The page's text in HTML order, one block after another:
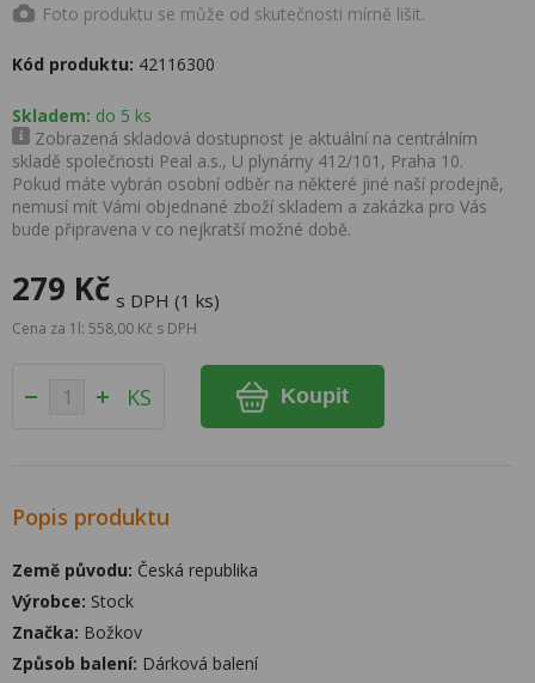
Foto produktu se může od skutečnosti mírně lišit.
Kód produktu: 42116300
Skladem: do 5 ks
Zobrazená skladová dostupnost je aktuální na centrálním
skladě společnosti Peal a.s., U plynárny 412/101, Praha 10.
Pokud máte vybrán osobní odběr na některé jiné naší prodejně,
nemusí mít Vámi objednané zboží skladem a zakázka pro Vás
bude připravena v co nejkratší možné době.
279 Kč s DPH (1 ks)
Cena za 1l: 558,00 Kč s DPH
KS Koupit
Popis produktu
Země původu: Česká republika
Výrobce: Stock
Značka: Božkov
Způsob balení: Dárková balení